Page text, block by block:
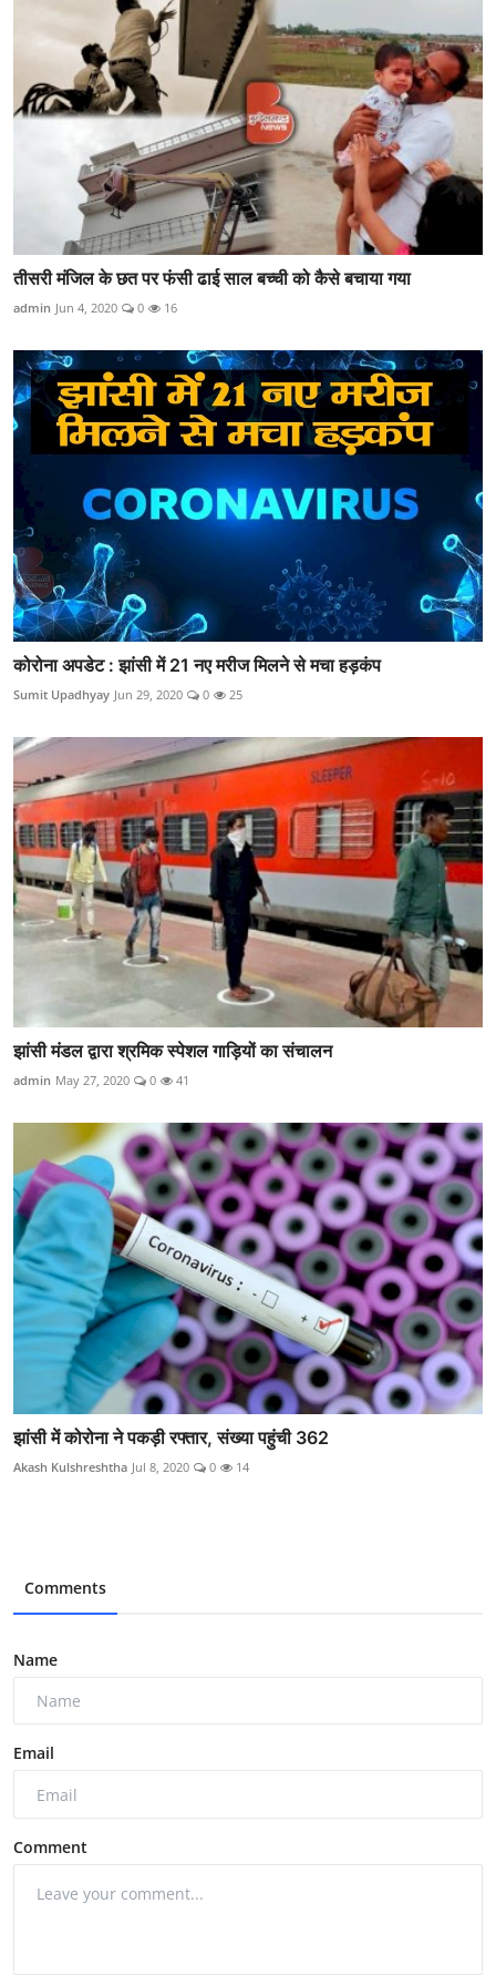
तीसरी मंजिल के छत पर फंसी ढाई साल बच्ची को कैसे बचाया गया
admin Jun 4, 2020 0 16
कोरोना अपडेट : झांसी में 21 नए मरीज मिलने से मचा हड़कंप
Sumit Upadhyay Jun 29, 2020 0 25
झांसी मंडल द्वारा श्रमिक स्पेशल गाड़ियों का संचालन
admin May 27, 2020 0 41
झांसी में कोरोना ने पकड़ी रफ्तार, संख्या पहुंची 362
Akash Kulshreshtha Jul 8, 2020 0 14
Comments
Name
Email
Comment